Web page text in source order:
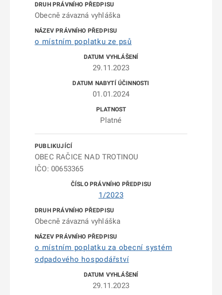
Obecně závazná vyhláška
o místním poplatku ze psů
29.11.2023
01.01.2024
Platné
OBEC RAČICE NAD TROTINOU
IČO: 00653365
1/2023
Obecně závazná vyhláška
o místním poplatku za obecní systém
odpadového hospodářství
29.11.2023